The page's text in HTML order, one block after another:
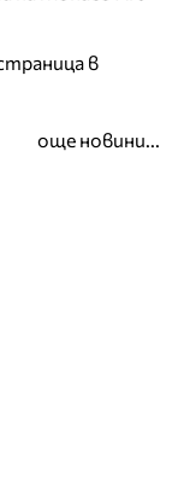
в
още новини...